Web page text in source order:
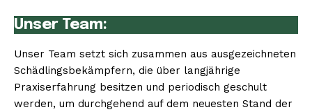
Unser Team:
Unser Team setzt sich zusammen aus ausgezeichneten
Schädlingsbekämpfern, die über langjährige
Praxiserfahrung besitzen und periodisch geschult
werden, um durchgehend auf dem neuesten Stand der